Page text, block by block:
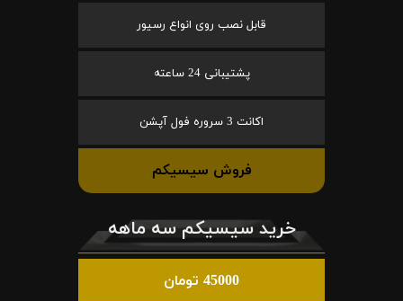
قابل نصب روی انواع رسیور
پشتیبانی 24 ساعته
اکانت 3 سروره فول آپشن
فروش سیسیکم
خرید سیسیکم سه ماهه
45000 تومان